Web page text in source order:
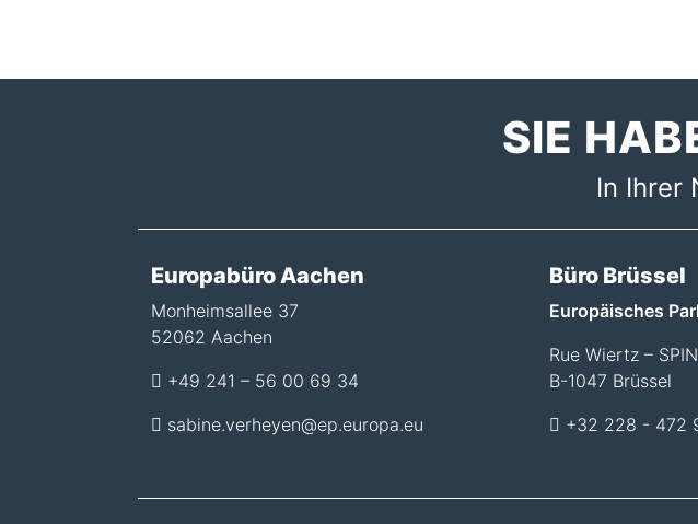
SIE
In Ihrer
Europabüro Aachen
Monheimsallee 37
52062 Aachen
+49 241 – 56 00 69 34
sabine.verheyen@ep.europa.eu
Büro Brüssel
Europäisches
Rue Wiertz –
B-1047 Brüssel
+32 228 - 472